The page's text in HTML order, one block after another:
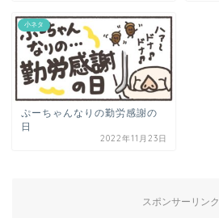
小ネタ
ぷーちゃんなりの勤労感謝の
日
2022年11月23日
スポンサーリンク